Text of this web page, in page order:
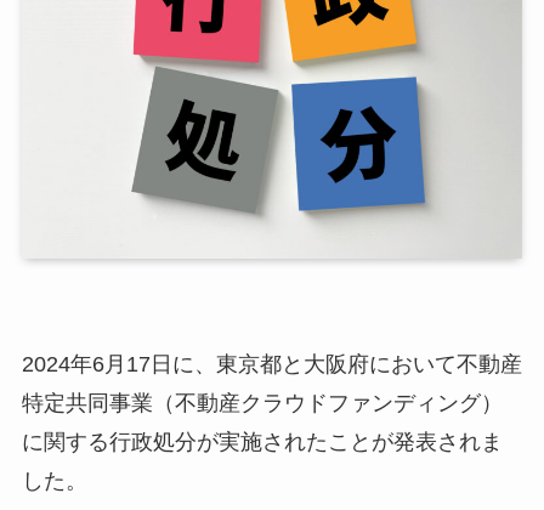
2024年6月17日に、東京都と大阪府において不動産
特定共同事業（不動産クラウドファンディング）
に関する行政処分が実施されたことが発表されま
した。